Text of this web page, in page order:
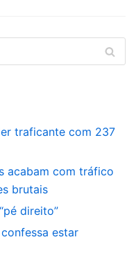
traficante com 237
acabam com tráfico
brutais
direito”
estar